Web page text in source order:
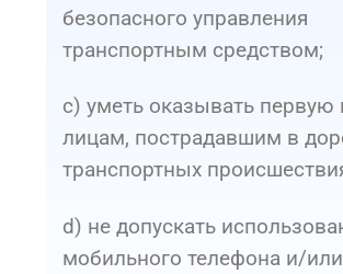
безопасного управления
транспортным средством;
c) уметь оказывать
лицам, пострадавшим в
транспортных
d) не допускать
мобильного телефона и/или